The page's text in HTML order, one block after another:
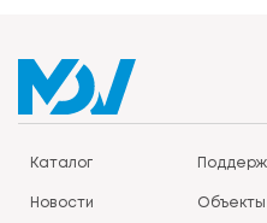
Каталог
Новости Объекты